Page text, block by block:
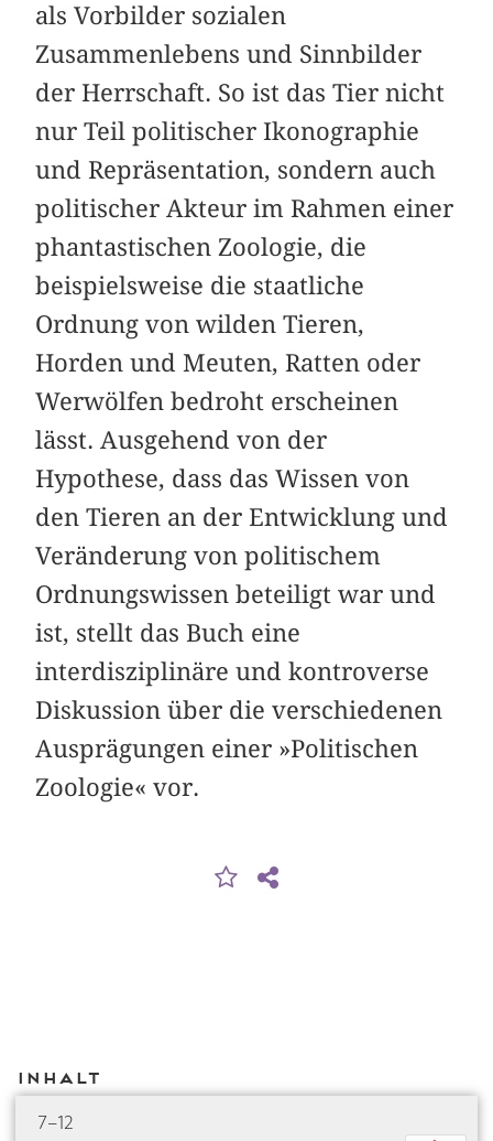
als Vorbilder sozialen
Zusammenlebens und Sinnbilder
der Herrschaft. So ist das Tier nicht
nur Teil politischer Ikonographie
und Repräsentation, sondern auch
politischer Akteur im Rahmen einer
phantastischen Zoologie, die
beispielsweise die staatliche
Ordnung von wilden Tieren,
Horden und Meuten, Ratten oder
Werwölfen bedroht erscheinen
lässt. Ausgehend von der
Hypothese, dass das Wissen von
den Tieren an der Entwicklung und
Veränderung von politischem
Ordnungswissen beteiligt war und
ist, stellt das Buch eine
interdisziplinäre und kontroverse
Diskussion über die verschiedenen
Ausprägungen einer »Politischen
Zoologie« vor.
Inhalt
7–12